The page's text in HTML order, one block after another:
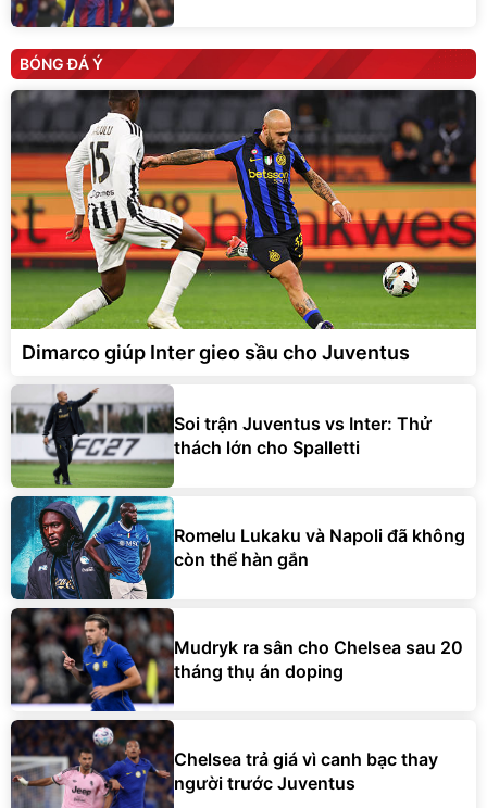
BÓNG ĐÁ Ý
Dimarco giúp Inter gieo sầu cho Juventus
Soi trận Juventus vs Inter: Thử
thách lớn cho Spalletti
Romelu Lukaku và Napoli đã không
còn thể hàn gắn
Mudryk ra sân cho Chelsea sau 20
tháng thụ án doping
Chelsea trả giá vì canh bạc thay
người trước Juventus